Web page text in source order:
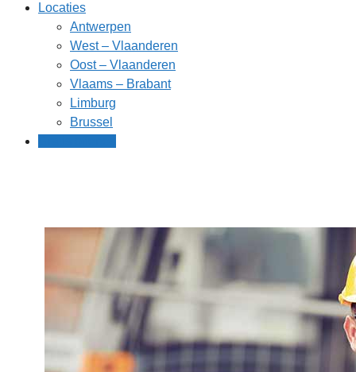
Locaties
Antwerpen
West – Vlaanderen
Oost – Vlaanderen
Vlaams – Brabant
Limburg
Brussel